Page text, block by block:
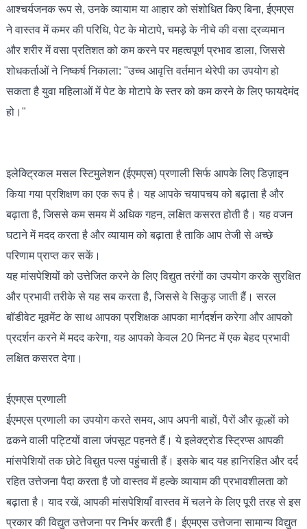
आश्चर्यजनक रूप से, उनके व्यायाम या आहार को संशोधित किए बिना, ईएमएस
ने वास्तव में कमर की परिधि, पेट के मोटापे, चमड़े के नीचे की वसा द्रव्यमान
और शरीर में वसा प्रतिशत को कम करने पर महत्वपूर्ण प्रभाव डाला, जिससे
शोधकर्ताओं ने निष्कर्ष निकाला: "उच्च आवृत्ति वर्तमान थेरेपी का उपयोग हो
सकता है युवा महिलाओं में पेट के मोटापे के स्तर को कम करने के लिए फायदेमंद
हो।"
इलेक्ट्रिकल मसल स्टिमुलेशन (ईएमएस) प्रणाली सिर्फ आपके लिए डिज़ाइन
किया गया प्रशिक्षण का एक रूप है। यह आपके चयापचय को बढ़ाता है और
बढ़ाता है, जिससे कम समय में अधिक गहन, लक्षित कसरत होती है। यह वजन
घटाने में मदद करता है और व्यायाम को बढ़ाता है ताकि आप तेजी से अच्छे
परिणाम प्राप्त कर सकें।
यह मांसपेशियों को उत्तेजित करने के लिए विद्युत तरंगों का उपयोग करके सुरक्षित
और प्रभावी तरीके से यह सब करता है, जिससे वे सिकुड़ जाती हैं। सरल
बॉडीवेट मूवमेंट के साथ आपका प्रशिक्षक आपका मार्गदर्शन करेगा और आपको
प्रदर्शन करने में मदद करेगा, यह आपको केवल 20 मिनट में एक बेहद प्रभावी
लक्षित कसरत देगा।
ईएमएस प्रणाली
ईएमएस प्रणाली का उपयोग करते समय, आप अपनी बाहों, पैरों और कूल्हों को
ढकने वाली पट्टियों वाला जंपसूट पहनते हैं। ये इलेक्ट्रोड स्ट्रिप्स आपकी
मांसपेशियों तक छोटे विद्युत पल्स पहुंचाती हैं। इसके बाद यह हानिरहित और दर्द
रहित उत्तेजना पैदा करता है जो वास्तव में हल्के व्यायाम की प्रभावशीलता को
बढ़ाता है। याद रखें, आपकी मांसपेशियाँ वास्तव में चलने के लिए पूरी तरह से इस
प्रकार की विद्युत उत्तेजना पर निर्भर करती हैं। ईएमएस उत्तेजना सामान्य विद्युत